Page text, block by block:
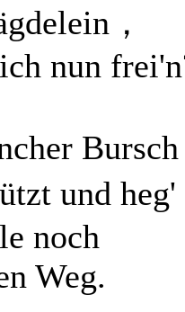
，
nun
und
noch
Weg.